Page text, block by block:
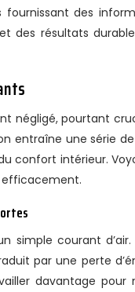
des
des résultats
négligé, pourtant
entraîne une série
confort intérieur.
efficacement.
simple courant
par une perte
davantage pour